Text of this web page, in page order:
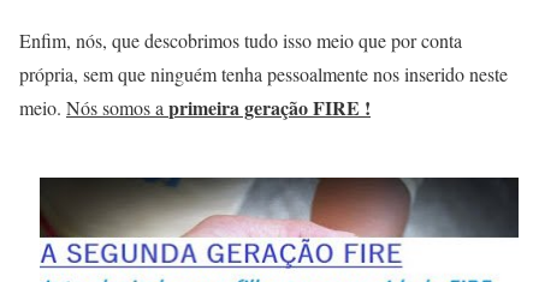
Enfim, nós, que descobrimos tudo isso meio que por conta
própria, sem que ninguém tenha pessoalmente nos inserido neste
meio. Nós somos a primeira geração FIRE !